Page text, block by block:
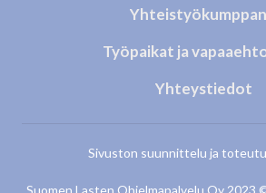
Työpaikat ja
Yhteystiedot
Sivuston suunnittelu ja
Suomen Lasten Ohjelmapalvelu Oy 2023